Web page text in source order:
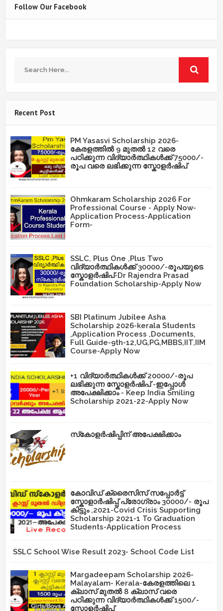
Follow Our Facebook
Recent Post
PM Yasasvi Scholarship 2026-
കേരളത്തിൽ 9 മുതൽ 12 വരെ
പഠിക്കുന്ന വിദ്യാർത്ഥികൾക്ക് 75000/-
രൂപ വരെ ലഭിക്കുന്ന സ്കോളർഷിപ്
Ohmkaram Scholarship 2026 For
Professional Course - Apply Now-
Application Process-Application
Form-
SSLC, Plus One ,Plus Two
വിദ്യാർത്ഥികൾക്ക് 30000/-രൂപയുടെ
സ്കോളർഷിപ്-Dr Rajendra Prasad
Foundation Scholarship-Apply Now
SBI Platinum Jubilee Asha
Scholarship 2026-kerala Students
,Application Process ,Documents,
Full Guide-9th-12,UG,PG,MBBS,IIT,IIM
Course-Apply Now
+1 വിദ്യാർത്ഥികൾക്ക് 20000/-രൂപ
ലഭിക്കുന്ന സ്കോളർഷിപ് -ഇപ്പോൾ
അപേക്ഷിക്കാം - Keep India Smiling
Scholarship 2021-22-Apply Now
സ്‌കോളർഷിപ്പിന് അപേക്ഷിക്കാം
കോവിഡ് ക്രൈസിസ് സപ്പോർട്ട്
സ്കോളാർഷിപ്പ് പ്രോഗ്രാം 30000/- രൂപ
കിട്ടും ,2021-Covid Crisis Supporting
Scholarship 2021-1 To Graduation
Students-Application Process
SSLC School Wise Result 2023- School Code List
Margadeepam Scholarship 2026-
Malayalam- Kerala-കേരളത്തിലെ 1
ക്ലാസ് മുതൽ 8 ക്ലാസ് വരെ
പഠിക്കുന്ന വിദ്യാർത്ഥികൾക്ക് 1500/-
സ്കോളർഷിപ്